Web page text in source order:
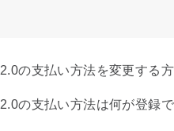
の支払い方法を変更する
の支払い方法は何が登録